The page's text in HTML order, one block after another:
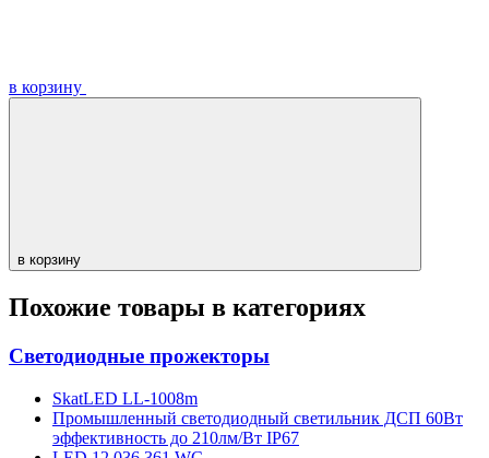
в корзину
в корзину
Похожие товары в категориях
Светодиодные прожекторы
SkatLED LL-1008m
Промышленный светодиодный светильник ДСП 60Вт
эффективность до 210лм/Вт IP67